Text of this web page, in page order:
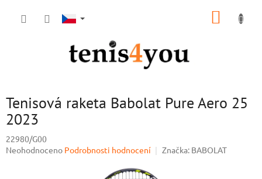
Tenisová raketa Babolat Pure Aero 25
2023
22980/G00
Průměrné
Neohodnoceno Podrobnosti hodnocení Značka: BABOLAT